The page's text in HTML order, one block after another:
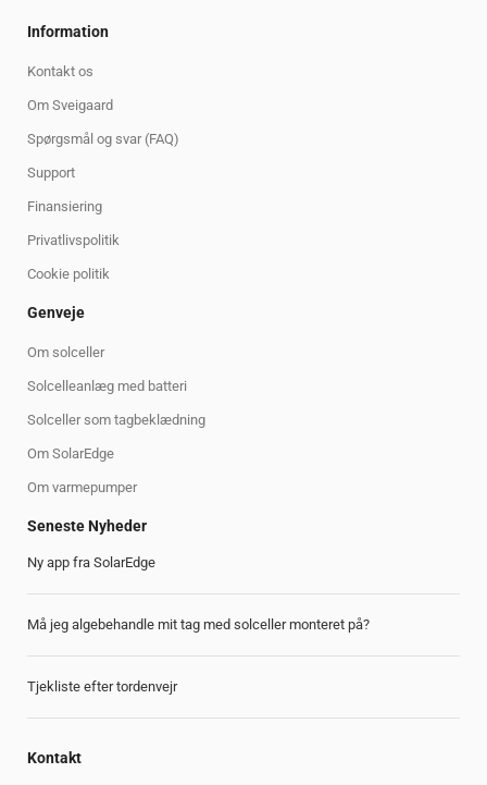
Information
Kontakt os
Om Sveigaard
Spørgsmål og svar (FAQ)
Support
Finansiering
Privatlivspolitik
Cookie politik
Genveje
Om solceller
Solcelleanlæg med batteri
Solceller som tagbeklædning
Om SolarEdge
Om varmepumper
Seneste Nyheder
Ny app fra SolarEdge
Må jeg algebehandle mit tag med solceller monteret på?
Tjekliste efter tordenvejr
Kontakt